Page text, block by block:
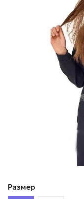
Размер